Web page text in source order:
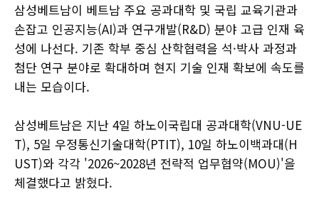
삼성베트남이 베트남 주요 공과대학 및 국립 교육기관과
손잡고 인공지능(AI)과 연구개발(R&D) 분야 고급 인재 육
성에 나선다. 기존 학부 중심 산학협력을 석·박사 과정과
첨단 연구 분야로 확대하며 현지 기술 인재 확보에 속도를
내는 모습이다.
삼성베트남은 지난 4일 하노이국립대 공과대학(VNU-UE
T), 5일 우정통신기술대학(PTIT), 10일 하노이백과대(H
UST)와 각각 '2026~2028년 전략적 업무협약(MOU)'을
체결했다고 밝혔다.